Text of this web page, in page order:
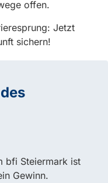
offen.
Jetzt
sichern!
bfi Steiermark ist
Gewinn.